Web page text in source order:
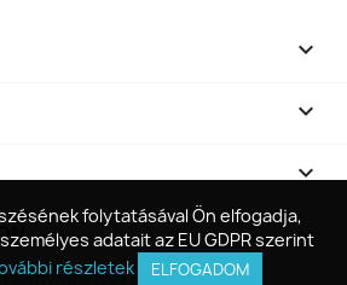
folytatásával Ön elfogadja,
adatait az EU GDPR szerint
részletek ELFOGADOM



keyboard_arrow_down
folytatásával Ön elfogadja,
adatait az EU GDPR szerint
részletek ELFOGADOM
software by PrestaShop™